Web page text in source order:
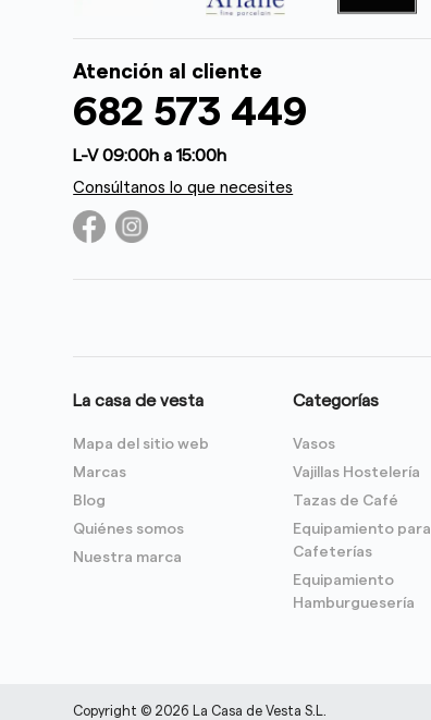
Atención al cliente
682 573 449
L-V 09:00h a 15:00h
Consúltanos lo que necesites
La casa de vesta
Mapa del sitio web
Marcas
Blog
Quiénes somos
Nuestra marca
Categorías
Vasos
Vajillas Hostelería
Tazas de Café
Equipamiento para
Cafeterías
Equipamiento
Hamburguesería
Copyright © 2026 La Casa de Vesta S.L.